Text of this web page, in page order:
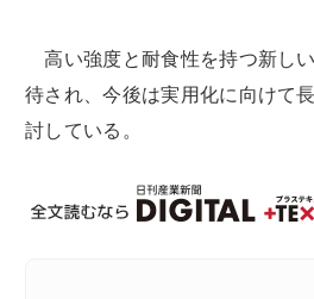
高い強度と耐食性を持つ新し
待され、今後は実用化に向けて
討している。